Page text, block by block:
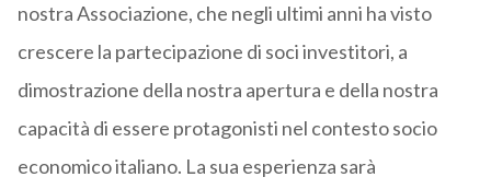
nostra Associazione, che negli ultimi anni ha visto
crescere la partecipazione di soci investitori, a
dimostrazione della nostra apertura e della nostra
capacità di essere protagonisti nel contesto socio
economico italiano. La sua esperienza sarà